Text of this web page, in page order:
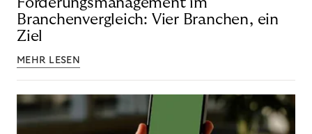
Branchenvergleich: Vier Branchen, ein
Ziel
MEHR LESEN